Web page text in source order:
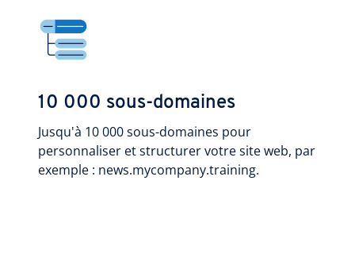
10 000 sous-domaines
Jusqu'à 10 000 sous-domaines pour
personnaliser et structurer votre site web, par
exemple : news.mycompany.training.